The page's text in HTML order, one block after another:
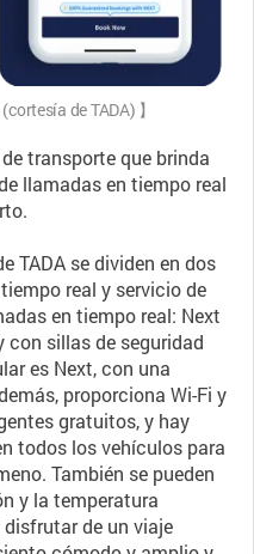
de TADA) 】
transporte que brinda
llamadas en tiempo real
TADA se dividen en dos
real y servicio de
en tiempo real: Next
con sillas de seguridad
es Next, con una
proporciona Wi-Fi y
gratuitos, y hay
todos los vehículos para
También se pueden
y la temperatura
de un viaje